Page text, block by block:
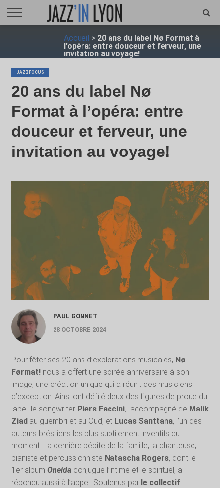
Accueil > 20 ans du label Nø Format à
l’opéra: entre douceur et ferveur, une
invitation au voyage!
JAZZFOCUS
20 ans du label Nø
Format à l’opéra: entre
douceur et ferveur, une
invitation au voyage!
PAUL GONNET
28 OCTOBRE 2024
Pour fêter ses 20 ans d’explorations musicales, Nø
Førmat!nous a offert une soirée anniversaire à son
image, une création unique qui a réunit des musiciens
d’exception. Ainsi ont défilé deux des figures de proue du
label, le songwriter Piers Faccini, accompagné de Malik
Ziad au guembri et au Oud, et Lucas Santtana, l’un des
auteurs brésiliens les plus subtilement inventifs du
moment. La dernière pépite de la famille, la chanteuse,
pianiste et percussionniste Natascha Rogers, dont le
1er album Oneidaconjugue l’intime et le spirituel, a
répondu aussi à l’appel. Soutenus par le collectif